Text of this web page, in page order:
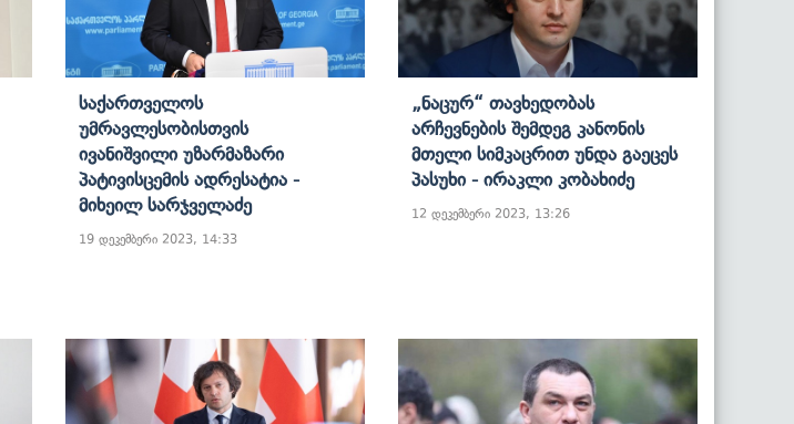
Საქართველოს
Უმრავლესობისთვის
Ივანიშვილი Უზარმაზარი
Პატივისცემის Ადრესატია -
Მიხეილ Სარჯველაძე
19 დეკემბერი 2023, 14:33
„ნაცურ“ Თავხედობას
Არჩევნების Შემდეგ Კანონის
Მთელი Სიმკაცრით Უნდა Გაეცეს
Პასუხი - Ირაკლი Კობახიძე
12 დეკემბერი 2023, 13:26